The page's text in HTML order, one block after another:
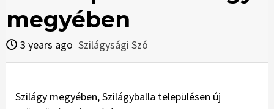
megyében
3 years ago Szilágysági Szó
Szilágy megyében, Szilágyballa településen új